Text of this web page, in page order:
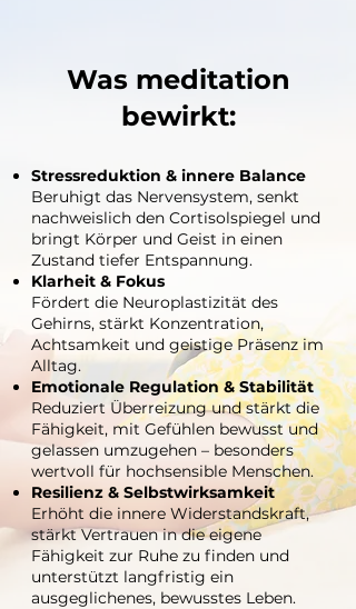
Was meditation
bewirkt:
Stressreduktion & innere Balance
Beruhigt das Nervensystem, senkt
nachweislich den Cortisolspiegel und
bringt Körper und Geist in einen
Zustand tiefer Entspannung.
Klarheit & Fokus
Fördert die Neuroplastizität des
Gehirns, stärkt Konzentration,
Achtsamkeit und geistige Präsenz im
Alltag.
Emotionale Regulation & Stabilität
Reduziert Überreizung und stärkt die
Fähigkeit, mit Gefühlen bewusst und
gelassen umzugehen – besonders
wertvoll für hochsensible Menschen.
Resilienz & Selbstwirksamkeit
Erhöht die innere Widerstandskraft,
stärkt Vertrauen in die eigene
Fähigkeit zur Ruhe zu finden und
unterstützt langfristig ein
ausgeglichenes, bewusstes Leben.